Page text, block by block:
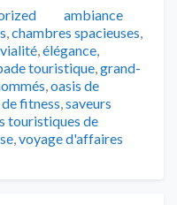
Tags
ambiance
,chambres spacieuses,
,élégance,
touristique,grand-
,oasis de
fitness,saveurs
touristiques de
,voyage d'affaires